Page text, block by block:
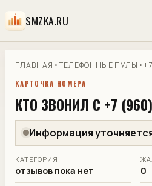
SMZKA.RU
ГЛАВНАЯ •ТЕЛЕФОННЫЕ ПУЛЫ •
КАРТОЧКА НОМЕРА
КТО ЗВОНИЛ С +7
Информация
КАТЕГОРИЯ
отзывов пока нет 0